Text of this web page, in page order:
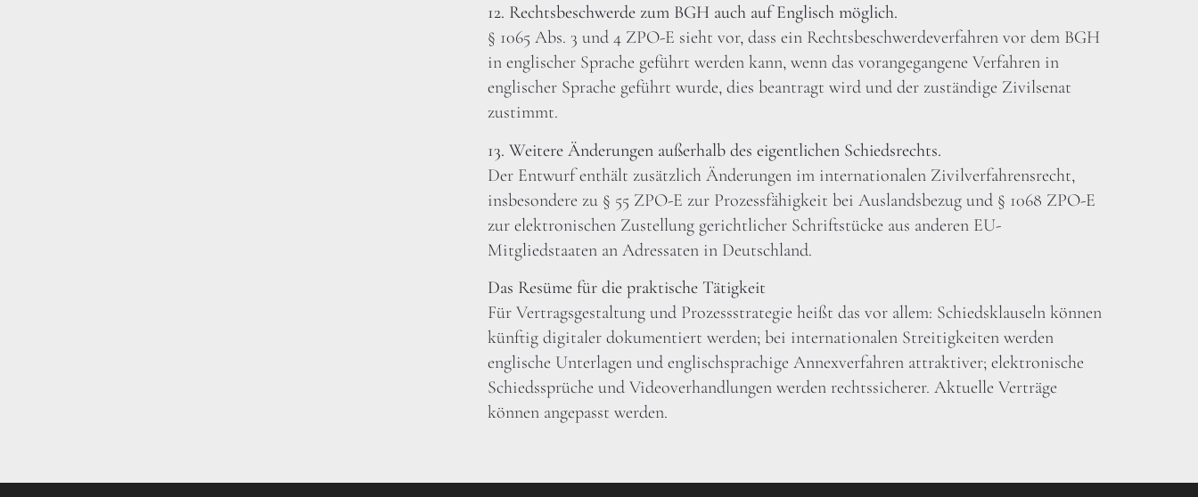
12. Rechtsbeschwerde zum BGH auch auf Englisch möglich.
§ 1065 Abs. 3 und 4 ZPO-E sieht vor, dass ein Rechtsbeschwerdeverfahren vor dem BGH
in englischer Sprache geführt werden kann, wenn das vorangegangene Verfahren in
englischer Sprache geführt wurde, dies beantragt wird und der zuständige Zivilsenat
zustimmt.
13. Weitere Änderungen außerhalb des eigentlichen Schiedsrechts.
Der Entwurf enthält zusätzlich Änderungen im internationalen Zivilverfahrensrecht,
insbesondere zu § 55 ZPO-E zur Prozessfähigkeit bei Auslandsbezug und § 1068 ZPO-E
zur elektronischen Zustellung gerichtlicher Schriftstücke aus anderen EU-
Mitgliedstaaten an Adressaten in Deutschland.
Das Resüme für die praktische Tätigkeit
Für Vertragsgestaltung und Prozessstrategie heißt das vor allem: Schiedsklauseln können
künftig digitaler dokumentiert werden; bei internationalen Streitigkeiten werden
englische Unterlagen und englischsprachige Annexverfahren attraktiver; elektronische
Schiedssprüche und Videoverhandlungen werden rechtssicherer. Aktuelle Verträge
können angepasst werden.